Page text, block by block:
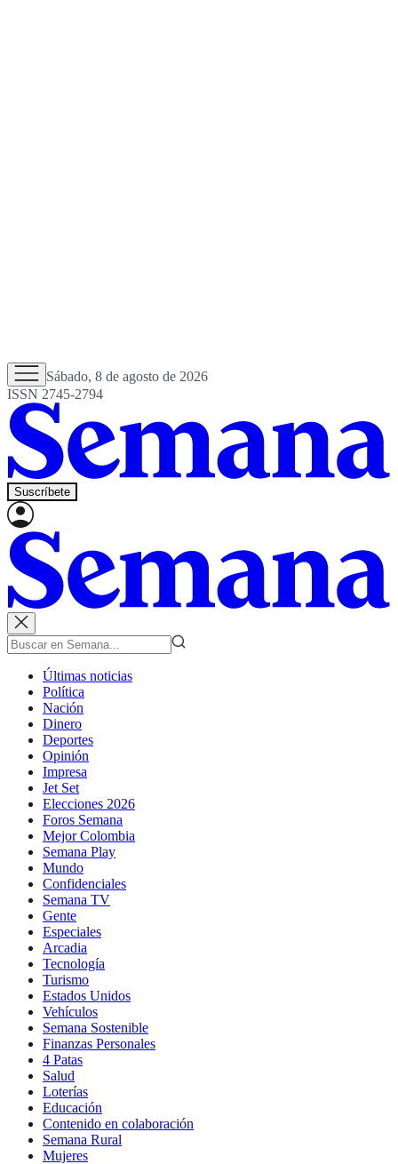
Sábado, 8 de agosto de 2026
ISSN 2745-2794
Suscríbete
Últimas noticias
Política
Nación
Dinero
Deportes
Opinión
Impresa
Jet Set
Elecciones 2026
Foros Semana
Mejor Colombia
Semana Play
Mundo
Confidenciales
Semana TV
Gente
Especiales
Arcadia
Tecnología
Turismo
Estados Unidos
Vehículos
Semana Sostenible
Finanzas Personales
4 Patas
Salud
Loterías
Educación
Contenido en colaboración
Semana Rural
Mujeres